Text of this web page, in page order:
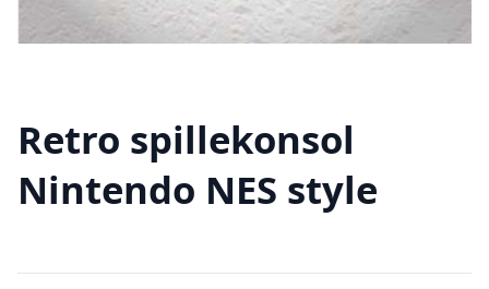
Retro spillekonsol
Nintendo NES style